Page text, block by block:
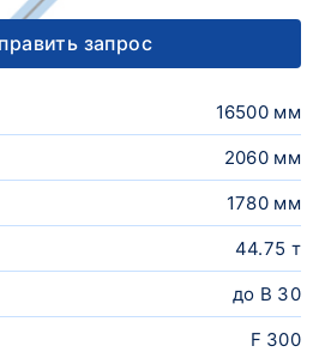
запрос
16500 мм
2060 мм
1780 мм
44.75 т
до В 30
F 300